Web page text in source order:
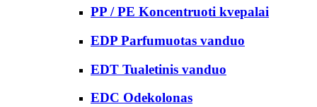
PP / PE Koncentruoti kvepalai
EDP Parfumuotas vanduo
EDT Tualetinis vanduo
EDC Odekolonas